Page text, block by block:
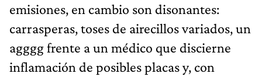
emisiones, en cambio son disonantes:
carrasperas, toses de airecillos variados, un
agggg frente a un médico que discierne
inflamación de posibles placas y, con